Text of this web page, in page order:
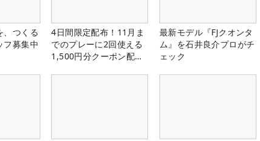
、つくる
フ募集中
4日間限定配布！11月ま
でのプレーに2回使える
1,500円分クーポン配布
最新モデル『FJクオンタ
ム』を石井良介プロがチ
ェック